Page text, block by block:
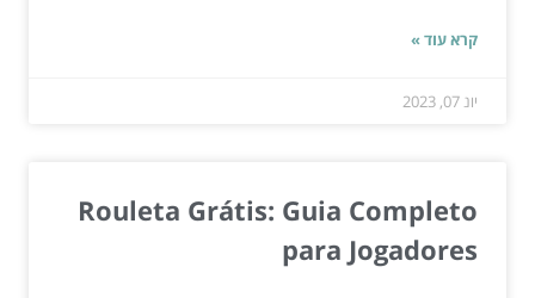
קרא עוד »
יונ 07, 2023
Rouleta Grátis: Guia Completo
para Jogadores